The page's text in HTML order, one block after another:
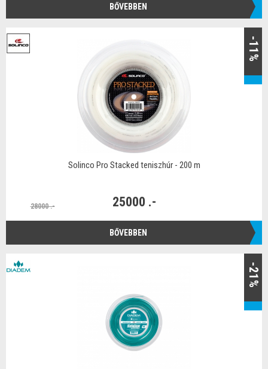
BŐVEBBEN
-11%
Solinco Pro Stacked teniszhúr - 200 m
28000 .- 25000 .-
BŐVEBBEN
-21%